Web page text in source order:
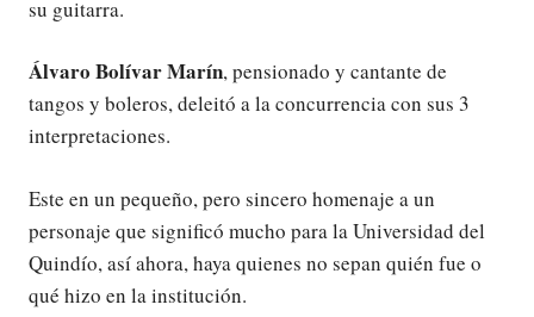
su guitarra.
Álvaro BolívarMarín, pensionado y cantante de
tangos y boleros, deleitó a la concurrencia con sus 3
interpretaciones.
Este en un pequeño, pero sincero homenaje a un
personaje que significó mucho para la Universidad del
Quindío, así ahora, haya quienes no sepan quién fue o
qué hizo en la institución.